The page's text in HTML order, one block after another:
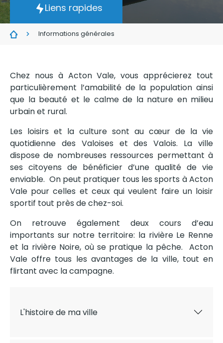
Liens rapides
Informations générales
Chez nous à Acton Vale, vous apprécierez tout
particulièrement l’amabilité de la population ainsi
que la beauté et le calme de la nature en milieu
urbain et rural.
Les loisirs et la culture sont au cœur de la vie
quotidienne des Valoises et des Valois. La ville
dispose de nombreuses ressources permettant à
ses citoyens de bénéficier d’une qualité de vie
enviable. On peut pratiquer tous les sports à Acton
Vale pour celles et ceux qui veulent faire un loisir
sportif tout près de chez-soi.
On retrouve également deux cours d’eau
importants sur notre territoire: la rivière Le Renne
et la rivière Noire, où se pratique la pêche. Acton
Vale offre tous les avantages de la ville, tout en
flirtant avec la campagne.
L'histoire de ma ville